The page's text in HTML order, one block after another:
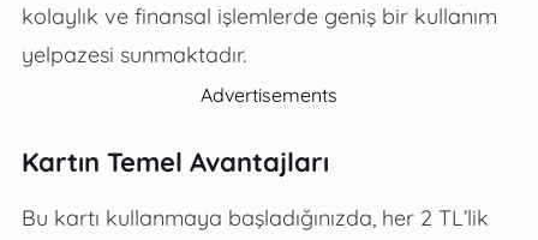
kolaylık ve finansal işlemlerde geniş bir kullanım
yelpazesi sunmaktadır.
Advertisements
Kartın Temel Avantajları
Bu kartı kullanmaya başladığınızda, her 2 TL’lik